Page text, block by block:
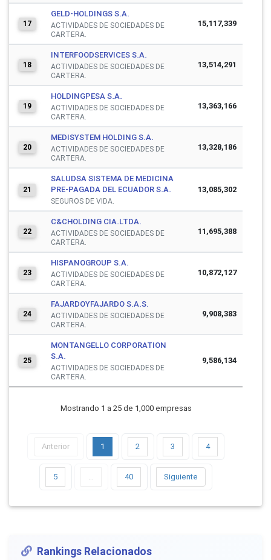
17
GELD-HOLDINGS S.A.
ACTIVIDADES DE SOCIEDADES DE
CARTERA.
15,117,339
18
INTERFOODSERVICES S.A.
ACTIVIDADES DE SOCIEDADES DE
CARTERA.
13,514,291
19
HOLDINGPESA S.A.
ACTIVIDADES DE SOCIEDADES DE
CARTERA.
13,363,166
20
MEDISYSTEM HOLDING S.A.
ACTIVIDADES DE SOCIEDADES DE
CARTERA.
13,328,186
21
SALUDSA SISTEMA DE MEDICINA
PRE-PAGADA DEL ECUADOR S.A.
SEGUROS DE VIDA.
13,085,302
22
C&CHOLDING CIA.LTDA.
ACTIVIDADES DE SOCIEDADES DE
CARTERA.
11,695,388
23
HISPANOGROUP S.A.
ACTIVIDADES DE SOCIEDADES DE
CARTERA.
10,872,127
24
FAJARDOYFAJARDO S.A.S.
ACTIVIDADES DE SOCIEDADES DE
CARTERA.
9,908,383
25
MONTANGELLO CORPORATION
S.A.
ACTIVIDADES DE SOCIEDADES DE
CARTERA.
9,586,134
Mostrando 1 a 25 de 1,000 empresas
Anterior 1 2 3 4
5 … 40 Siguiente
Rankings Relacionados